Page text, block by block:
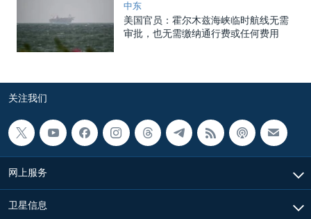
中东
美国官员：霍尔木兹海峡临时航线无需
审批，也无需缴纳通行费或任何费用
关注我们
网上服务
卫星信息